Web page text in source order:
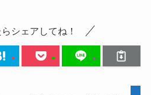
シェアしてね！